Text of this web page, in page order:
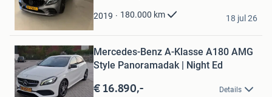
2019 180.000 km
damian
Utrecht
18 jul 26
in
Mijn
Favorieten
Mercedes-Benz A-Klasse A180 AMG
Style Panoramadak | Night Ed
€ 16.890,- Details